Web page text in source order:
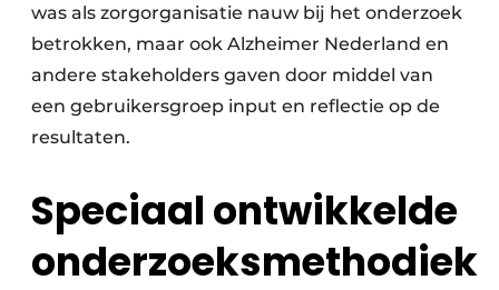
was als zorgorganisatie nauw bij het onderzoek
betrokken, maar ook Alzheimer Nederland en
andere stakeholders gaven door middel van
een gebruikersgroep input en reflectie op de
resultaten.
Speciaal ontwikkelde
onderzoeksmethodiek